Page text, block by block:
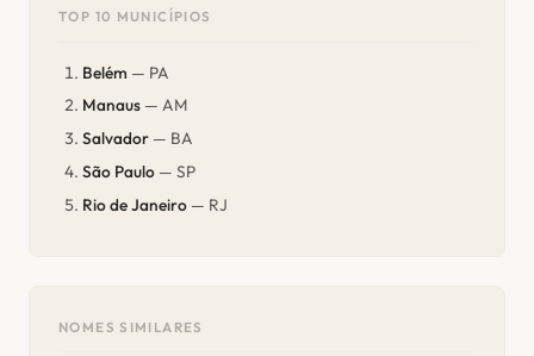
TOP 10 MUNICÍPIOS
Belém — PA
Manaus — AM
Salvador — BA
São Paulo — SP
Rio de Janeiro — RJ
NOMES SIMILARES